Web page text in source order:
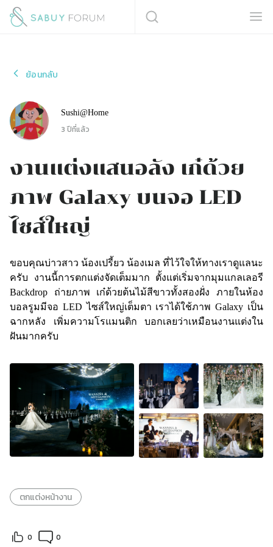
ย้อนกลับ
Sushi@Home
3 ปีที่แล้ว
งานแต่งแสนอลัง เก๋ด้วย
ภาพ Galaxy บนจอ LED
ไซส์ใหญ่
ขอบคุณบ่าวสาว น้องเปรี้ยว น้องเมล ที่ไว้ใจให้ทางเราดูแลนะ
ครับ งานนี้การตกแต่งจัดเต็มมาก ตั้งแต่เริ่มจากมุมแกลเลอรี
Backdrop ถ่ายภาพ เก๋ด้วยต้นไม้สีขาวทั้งสองฝั่ง ภายในห้อง
บอลรูมมีจอ LED ไซส์ใหญ่เต็มตา เราได้ใช้ภาพ Galaxy เป็น
ฉากหลัง เพิ่มความโรแมนติก บอกเลยว่าเหมือนงานแต่งใน
ฝันมากครับ
ตกแต่งหน้างาน
0 0